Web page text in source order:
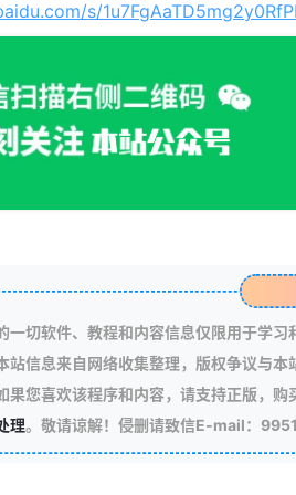
s/
一切软件、教程和内容信息仅限用于学
站信息来自网络收集整理，版权争议与
果您喜欢该程序和内容，请支持正版，
理。敬请谅解！侵删请致信E-mail：